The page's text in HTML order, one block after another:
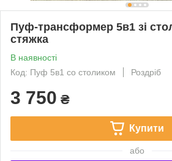
Пуф-трансформер 5в1 зі
стяжка
В наявності
Код: Пуф 5в1 со столиком
Роздріб
3 750 ₴
Купити
або